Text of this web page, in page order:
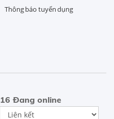
Thông báo tuyển dụng
16 Đang online